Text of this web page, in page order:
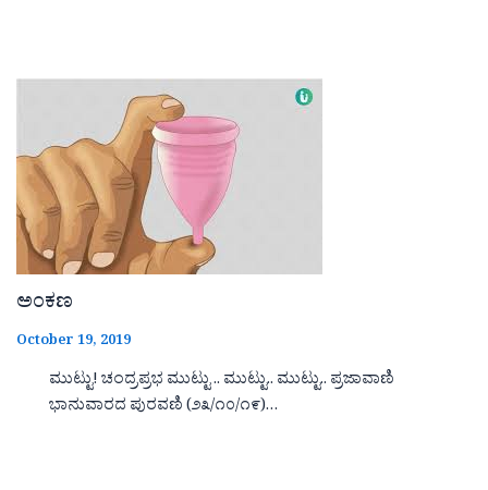
ಅಂಕಣ
October 19, 2019
ಮುಟ್ಟು! ಚಂದ್ರಪ್ರಭ ಮುಟ್ಟು .. ಮುಟ್ಟು.. ಮುಟ್ಟು.. ಪ್ರಜಾವಾಣಿ
ಭಾನುವಾರದ ಪುರವಣಿ (೨೩/೧೦/೧೯)…